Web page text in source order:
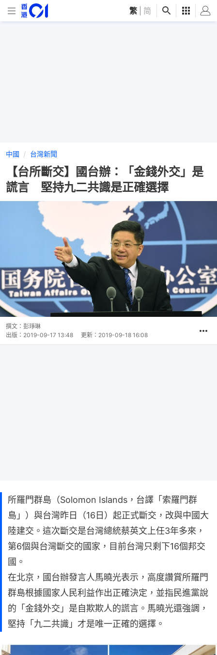
繁 简
中國 台灣新聞
【台所斷交】國台辦：「金錢外交」是
謊言 堅持九二共識是正確選擇
撰文： 彭琤琳
出版： 2019-09-17 13:48 更新： 2019-09-18 16:08
所羅門群島（Solomon Islands，台譯「索羅門群
島」）與台灣昨日（16日）起正式斷交，改與中國大
陸建交。這次斷交是台灣總統蔡英文上任3年多來，
第6個與台灣斷交的國家，目前台灣只剩下16個邦交
國。
在北京，國台辦發言人馬曉光表示，高度讚賞所羅門
群島根據國家人民利益作出正確決定，並指民進黨說
的「金錢外交」是自欺欺人的謊言。馬曉光還強調，
堅持「九二共識」才是唯一正確的選擇。